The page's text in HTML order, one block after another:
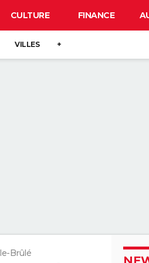
CULTURE FINANCE
VILLES +
Brûlé